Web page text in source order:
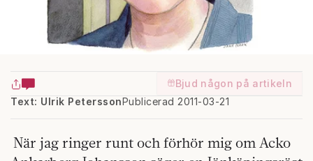
Bjud någon på artikeln
Text: Ulrik PeterssonPublicerad 2011-03-21
När jag ringer runt och förhör mig om Acko